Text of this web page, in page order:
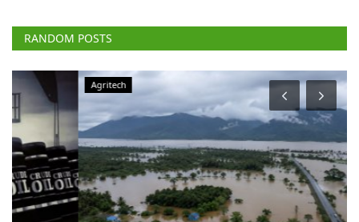
RANDOM POSTS
Agritech